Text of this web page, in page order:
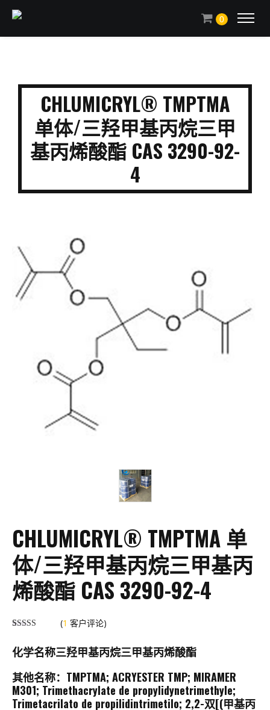
0
CHLUMICRYL® TMPTMA
单体/三羟甲基丙烷三甲
基丙烯酸酯 CAS 3290-92-
4
CHLUMICRYL® TMPTMA 单
体/三羟甲基丙烷三甲基丙
烯酸酯 CAS 3290-92-4
为满分，评
(1 客户评论)
化学名称三羟甲基丙烷三甲基丙烯酸酯
其他名称：TMPTMA; ACRYESTER TMP; MIRAMER
M301; Trimethacrylate de propylidynetrimethyle;
Trimetacrilato de propilidintrimetilo; 2,2-双[(甲基丙